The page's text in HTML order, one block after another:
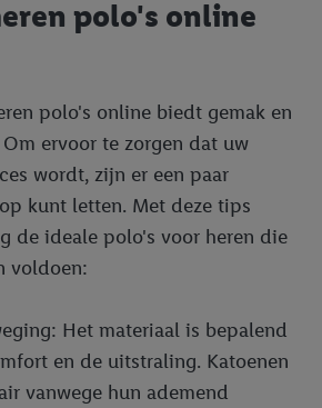
polo's online
polo's online biedt gemak en
ervoor te zorgen dat uw
wordt, zijn er een paar
kunt letten. Met deze tips
de ideale polo's voor heren die
voldoen:
Het materiaal is bepalend
en de uitstraling. Katoenen
vanwege hun ademend
als er met behulp van uw
eventuele andere
identificatiegegevens waarover Criteo
of Lidl-diensten aan u
u individuele doeleinden toestaan en
over de gegevensverwerking.
kunt u alleen het gebruik van de
toestaan. Door op “aanvaarden” te
verwerkingen voor alle
met vooruitwerkende kracht in te
privacyverklaring.Je vindt het